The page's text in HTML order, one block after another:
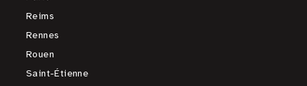
Reims
Rennes
Rouen
Saint-Étienne